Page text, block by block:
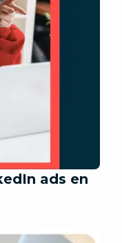
ads en